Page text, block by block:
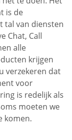
is de
tal van diensten
Chat, Call
alle
krijgen
verzekeren dat
voor
is redelijk als
moeten we
komen.